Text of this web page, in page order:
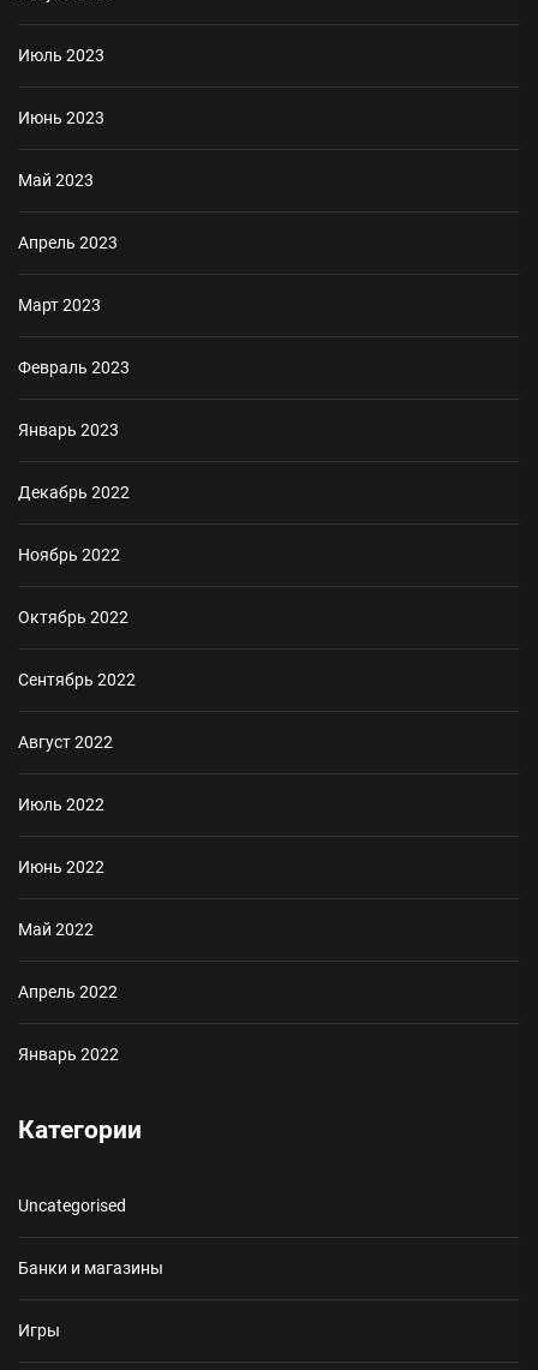
Июль 2023
Июнь 2023
Май 2023
Апрель 2023
Март 2023
Февраль 2023
Январь 2023
Декабрь 2022
Ноябрь 2022
Октябрь 2022
Сентябрь 2022
Август 2022
Июль 2022
Июнь 2022
Май 2022
Апрель 2022
Январь 2022
Категории
Uncategorised
Банки и магазины
Игры